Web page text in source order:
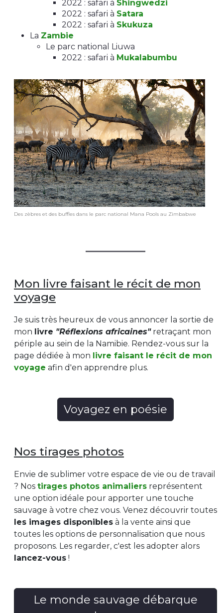
2022 : safari à Shingwedzi
2022 : safari à Satara
2022 : safari à Skukuza
La Zambie
Le parc national Liuwa
2022 : safari à Mukalabumbu
Des zèbres et des buffles dans le parc national Mana Pools au Zimbabwe
Mon livre faisant le récit de mon
voyage
Je suis très heureux de vous annoncer la sortie de
mon livre "Réflexions africaines"retraçant mon
périple au sein de la Namibie. Rendez-vous sur la
page dédiée à mon livre faisant le récit de mon
voyage afin d'en apprendre plus.
Voyagez en poésie
Nos tirages photos
Envie de sublimer votre espace de vie ou de travail
? Nos tirages photos animaliers représentent
une option idéale pour apporter une touche
sauvage à votre chez vous. Venez découvrir toutes
les images disponibles à la vente ainsi que
toutes les options de personnalisation que nous
proposons. Les regarder, c'est les adopter alors
lancez-vous !
Le monde sauvage débarque